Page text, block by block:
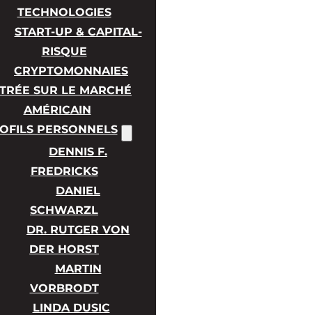
TECHNOLOGIES
START-UP & CAPITAL-
RISQUE
CRYPTOMONNAIES
SUR LE MARCHÉ
AMÉRICAIN
PERSONNELS
DENNIS F.
FREDRICKS
DANIEL
SCHWARZL
DR. RUTGER VON
DER HORST
MARTIN
VORBRODT
LINDA DUSIC